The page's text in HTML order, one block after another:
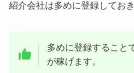
紹介会社は多めに登録しておき
多めに登録すること
が稼げます。